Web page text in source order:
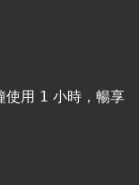
使用 1 小時，暢享